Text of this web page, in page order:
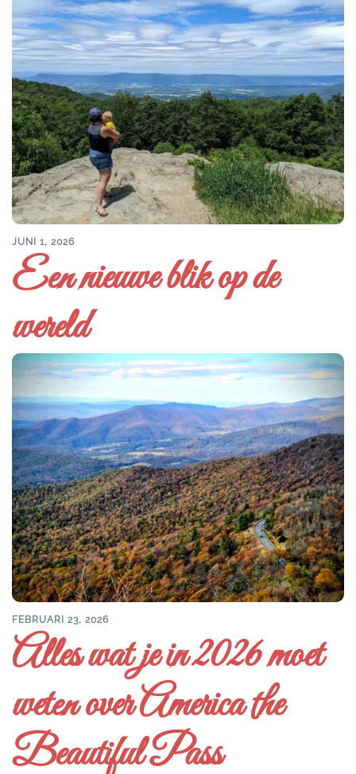
JUNI 1, 2026
Een nieuwe blik op de
wereld
FEBRUARI 23, 2026
Alles wat je in 2026 moet
weten over America the
Beautiful Pass